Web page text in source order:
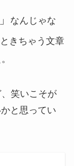
なんじゃな
ときちゃう文章
笑いこそが
と思ってい